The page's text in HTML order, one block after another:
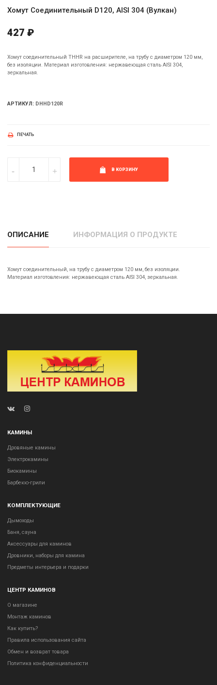
Хомут Соединительный D120, AISI 304 (Вулкан)
427 ₽
Хомут соединительный THHR на расширителе, на трубу с диаметром 120 мм,
без изоляции. Материал изготовления: нержавеющая сталь AISI 304,
зеркальная.
АРТИКУЛ: DHHD120R
ПЕЧАТЬ
В КОРЗИНУ
ОПИСАНИЕ ИНФОРМАЦИЯ О ПРОДУКТЕ
Хомут соединительный, на трубу с диаметром 120 мм, без изоляции.
Материал изготовления: нержавеющая сталь AISI 304, зеркальная.
КАМИНЫ
Дровяные камины
Электрокамины
Биокамины
Барбекю-грили
КОМПЛЕКТУЮЩИЕ
Дымоходы
Баня, сауна
Аксессуары для каминов
Дровники, наборы для камина
Предметы интерьера и подарки
ЦЕНТР КАМИНОВ
О магазине
Монтаж каминов
Как купить?
Правила использования сайта
Обмен и возврат товара
Политика конфиденциальности